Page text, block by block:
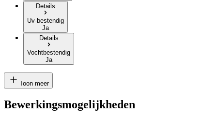
Details
Uv-bestendig
Ja
Details
Vochtbestendig
Ja
Toon meer
Bewerkingsmogelijkheden